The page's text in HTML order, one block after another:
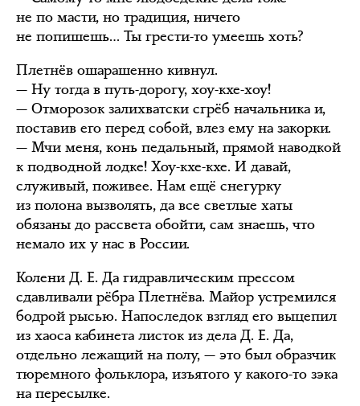
не по масти, но традиция, ничего
не попишешь… Ты грести-то умеешь хоть?
Плетнёв ошарашенно кивнул.
— Ну тогда в путь-дорогу, хоу-кхе-хоу!
— Отморозок залихватски сгрёб начальника и,
поставив его перед собой, влез ему на закорки.
— Мчи меня, конь педальный, прямой наводкой
к подводной лодке! Хоу-кхе-кхе. И давай,
служивый, поживее. Нам ещё снегурку
из полона вызволять, да все светлые хаты
обязаны до рассвета обойти, сам знаешь, что
немало их у нас в России.
Колени Д. Е. Да гидравлическим прессом
сдавливали рёбра Плетнёва. Майор устремился
бодрой рысью. Напоследок взгляд его выцепил
из хаоса кабинета листок из дела Д. Е. Да,
отдельно лежащий на полу, — это был образчик
тюремного фольклора, изъятого у какого-то зэка
на пересылке.